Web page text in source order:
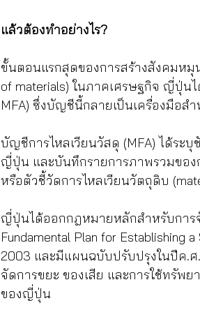
แล้วต้องทำอย่างไร?
ขั้นตอนแรกสุดของการสร้างสังคมหมุ
of materials) ในภาคเศรษฐกิจ ญี่ปุ่น
MFA) ซึ่งบัญชีนี้กลายเป็นเครื่องมือ
บัญชีการไหลเวียนวัสดุ (MFA) ได้ระ
ญี่ปุ่น และบันทึกรายการภาพรวมของ
หรือตัวชี้วัดการไหลเวียนวัตถุดิบ
ญี่ปุ่นได้ออกกฎหมายหลักสำหรับการ
Fundamental Plan for Establishing
2003 และมีแผนฉบับปรับปรุงในปีค.ศ
จัดการขยะ ของเสีย และการใช้ทรัพ
ของญี่ปุ่น